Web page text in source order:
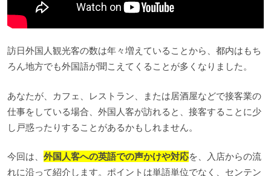
訪日外国人観光客の数は年々増えていることから、都内はもち
ろん地方でも外国語が聞こえてくることが多くなりました。
あなたが、カフェ、レストラン、または居酒屋などで接客業の
仕事をしている場合、外国人客が訪れると、接客することに少
し戸惑ったりすることがあるかもしれません。
今回は、 外国人客への英語での声かけや対応を、入店からの流
れに沿って紹介します。ポイントは単語単位でなく、センテン